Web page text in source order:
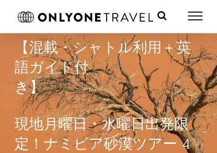
【混載・シャトル利用＋英
語ガイド付
き】
現地月曜日・水曜日出発限
定！ナミビア砂漠ツアー 4